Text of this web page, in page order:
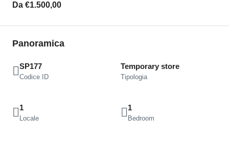
Da €1.500,00
Panoramica
SP177
Codice ID
Temporary store
Tipologia
1
Locale
1
Bedroom